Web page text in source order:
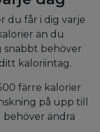
du får i dig varje
än du
snabbt behöver
kaloriintag.
färre kalorier
på upp till
ändra